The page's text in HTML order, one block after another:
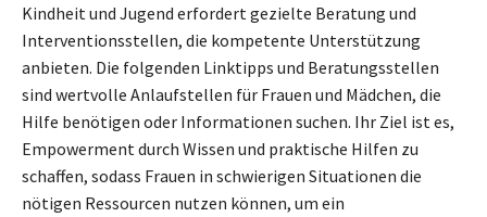
Kindheit und Jugend erfordert gezielte Beratung und
Interventionsstellen, die kompetente Unterstützung
anbieten. Die folgenden Linktipps und Beratungsstellen
sind wertvolle Anlaufstellen für Frauen und Mädchen, die
Hilfe benötigen oder Informationen suchen. Ihr Ziel ist es,
Empowerment durch Wissen und praktische Hilfen zu
schaffen, sodass Frauen in schwierigen Situationen die
nötigen Ressourcen nutzen können, um ein